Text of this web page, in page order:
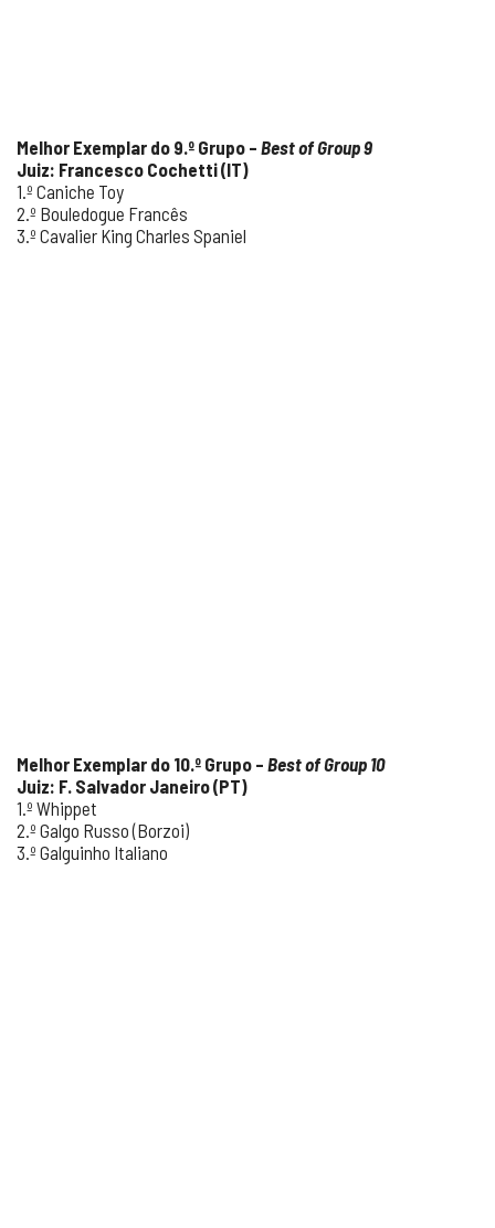
Melhor Exemplar do 9.º Grupo – Best of Group 9
Juiz: Francesco Cochetti (IT)
1.º Caniche Toy
2.º Bouledogue Francês
3.º Cavalier King Charles Spaniel
Melhor Exemplar do 10.º Grupo – Best of Group 10
Juiz: F. Salvador Janeiro (PT)
1.º Whippet
2.º Galgo Russo (Borzoi)
3.º Galguinho Italiano